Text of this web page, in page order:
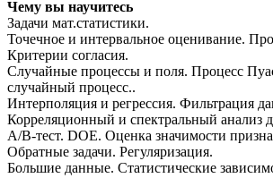
Чему вы научитесь
Задачи мат.статистики.
Точечное и интервальное оценивание.
Критерии согласия.
Случайные процессы и поля. Процесс
случайный процесс..
Интерполяция и регрессия. Фильтрация
Корреляционный и спектральный анализ
А/B-тест. DOE. Оценка значимости
Обратные задачи. Регуляризация.
Большие данные. Статистические